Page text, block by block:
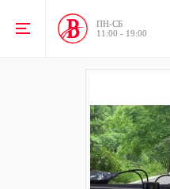
ПН-CБ
11:00 - 19:00